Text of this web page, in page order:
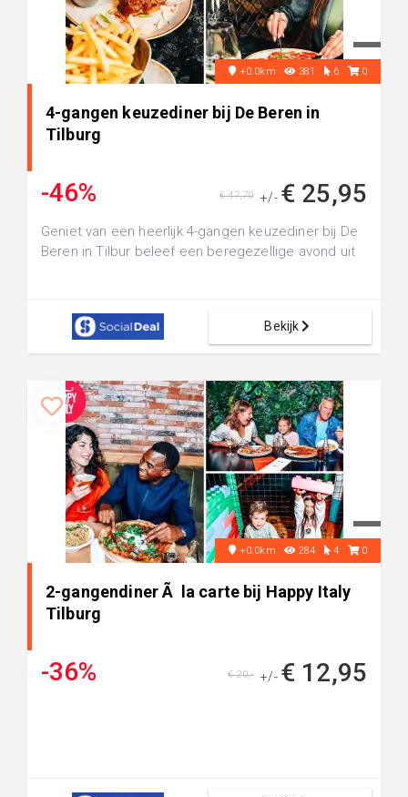
+0.0km 381 6 0
4-gangen keuzediner bij De Beren in
Tilburg
-46% +/- € 25,95
€ 47,70
Geniet van een heerlijk 4-gangen keuzediner bij De
Beren in Tilbur beleef een beregezellige avond uit
Bekijk
+0.0km 284 4 0
2-gangendiner Ã la carte bij Happy Italy
Tilburg
-36% +/- € 12,95
€ 20,-